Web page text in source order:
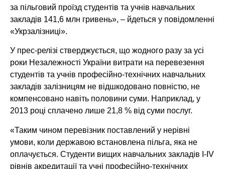
за пільговий проїзд студентів та учнів навчальних
закладів 141,6 млн гривень», – йдеться у повідомленні
«Укрзалізниці».
У прес-релізі стверджується, що жодного разу за усі
роки Незалежності України витрати на перевезення
студентів та учнів професійно-технічних навчальних
закладів залізницям не відшкодовано повністю, не
компенсовано навіть половини суми. Наприклад, у
2013 році сплачено лише 21,8 % від суми послуг.
«Таким чином перевізник поставлений у нерівні
умови, коли державою встановлена пільга, яка не
оплачується. Студенти вищих навчальних закладів I-IV
рівнів акредитації та учні професійно-технічних